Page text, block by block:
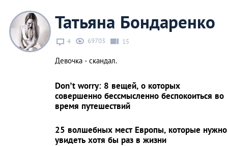
Татьяна Бондаренко
4 69703 15
Девочка - скандал.
Don’t worry: 8 вещей, о которых
совершенно бессмысленно беспокоиться во
время путешествий
25 волшебных мест Европы, которые нужно
увидеть хотя бы раз в жизни